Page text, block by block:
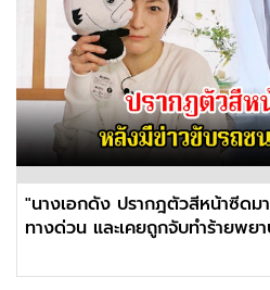
"นางเอกดัง ปรากฎตัวสีหน้าซีด
ทางด่วน และเคยถูกจับทำร้ายพย